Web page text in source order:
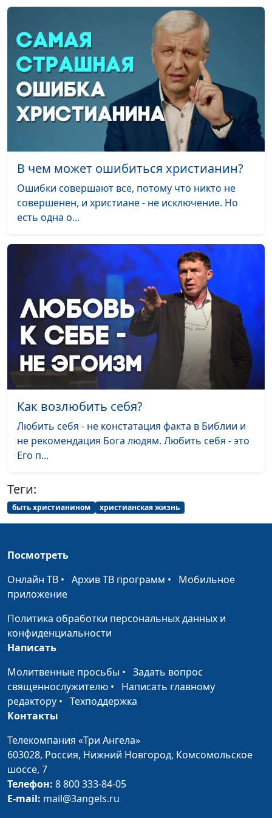
молодежный лидер
Служить Богу —
получать
благословения
Вадим Трусюк, Николай
Качалов,
священнослужитель,
музыкант
4 главных секрета
счастья
Вадим Трусюк, Николай
Качалов,
священнослужитель,
#79
Библия о семье
Вадим Трусюк, Николай
Качалов,
священнослужитель,
#78
христианскую музыку
Качалов,
священнослужитель,
музыкант
Как использовать
свой потенциал
полностью
Вадим Трусюк, Юлия
Качалова,
многократная
чемпионка России,
финалистка
Олимпийских Игр в
по гребле на байдарках
и каноэ, специалист по
питанию
#76
найти
чемпионка России,
финалистка
и каноэ, специалист по
Спорт и вера:
совместить
несовместимое?
Вадим Трусюк, Юлия
финалистка
Олимпийских Игр в
Лондоне, мастер спорта
и каноэ, специалист по
питанию
Мы созданы быть
счастливыми
В чем может ошибиться христианин?
Ошибки совершают все, потому что никто не
совершенен, и христиане - не исключение. Но
есть одна о...
Как возлюбить себя?
Любить себя - не констатация факта в Библии и
не рекомендация Бога людям. Любить себя - это
Его п...
Теги:
быть христианином христианская жизнь
Посмотреть
Онлайн ТВ • Архив ТВ программ • Мобильное
приложение
Политика обработки персональных данных и
конфиденциальности
Написать
Молитвенные просьбы • Задать вопрос
священнослужителю • Написать главному
редактору • Техподдержка
Контакты
Телекомпания «Три Ангела»
603028, Россия, Нижний Новгород, Комсомольское
шоссе, 7
Телефон: 8 800 333-84-05
E-mail: mail@3angels.ru